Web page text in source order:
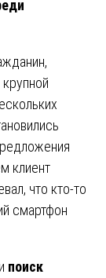
клиент
что кто-то
смартфон
поиск